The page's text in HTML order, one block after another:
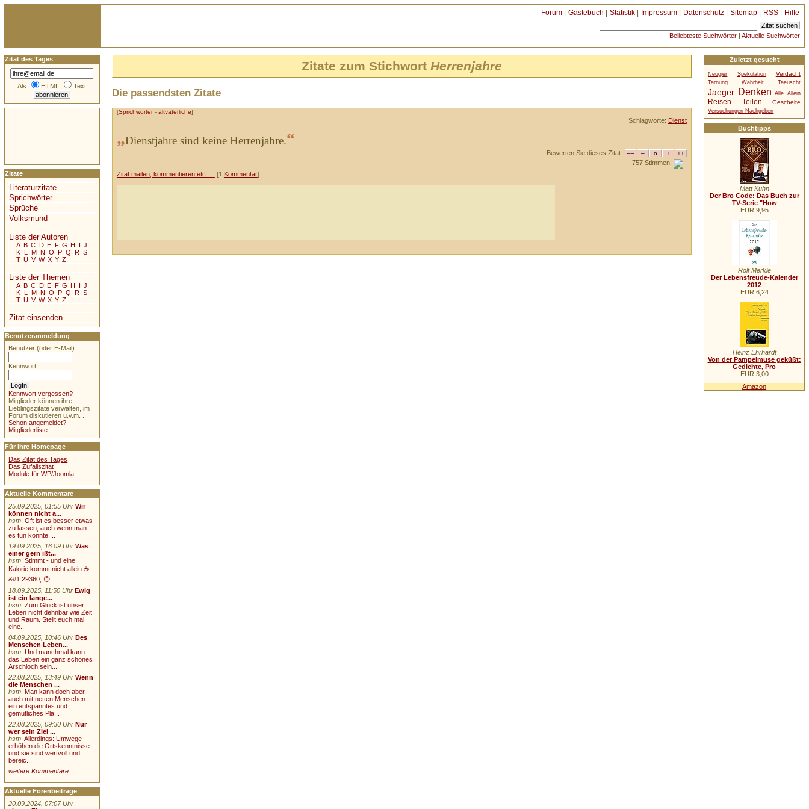
Zitate zum Stichwort Herrenjahre
Die passendsten Zitate
[Sprichwörter- altväterliche]
Schlagworte: Dienst
„Dienstjahre sind keine Herrenjahre.“
Bewerten Sie dieses Zitat:
757 Stimmen:
Zitat mailen, kommentieren etc. ...
[1 Kommentar]
Zuletzt gesucht
Neugier Spekulation Verdacht
Tarnung Wahrheit Taeuscht
Jaeger Denken Alle Allein
Reisen Teilen Gescheite
Versuchungen Nachgeben
Buchtipps
Matt Kuhn
Der Bro Code: Das Buch zur
TV-Serie "How
EUR 9,95
Rolf Merkle
Der Lebensfreude-Kalender
2012
EUR 6,24
Heinz Ehrhardt
Von der Pampelmuse geküßt:
Gedichte, Pro
EUR 3,00
Amazon
Zitat des Tages
Als HTML Text
Zitate
Literaturzitate
Sprichwörter
Sprüche
Volksmund
Liste der Autoren
A B C D E F G H I J
K L M N O P Q R S
T U V W X Y Z
Liste der Themen
A B C D E F G H I J
K L M N O P Q R S
T U V W X Y Z
Zitat einsenden
Benutzeranmeldung
Benutzer (oder E-Mail):
Kennwort:
Kennwort vergessen?
Mitglieder können ihre
Lieblingszitate verwalten, im
Forum diskutieren u.v.m. ...
Schon angemeldet?
Mitgliederliste
Für Ihre Homepage
Das Zitat des Tages
Das Zufallszitat
Module für WP/Joomla
Aktuelle Kommentare
25.09.2025, 01:55 Uhr Wir
können nicht a...
hsm:Oft ist es besser etwas
zu lassen, auch wenn man
es tun könnte....
19.09.2025, 16:09 Uhr Was
einer gern ißt...
hsm:Stimmt - und eine
Kalorie kommt nicht allein.☕
&#1 29360; 🙃...
18.09.2025, 11:50 Uhr Ewig
ist ein lange...
hsm:Zum Glück ist unser
Leben nicht dehnbar wie Zeit
und Raum. Stellt euch mal
eine...
04.09.2025, 10:46 Uhr Des
Menschen Leben...
hsm:Und manchmal kann
das Leben ein ganz schönes
Arschloch sein....
22.08.2025, 13:49 Uhr Wenn
die Menschen ...
hsm:Man kann doch aber
auch mit netten Menschen
ein entspanntes und
gemütliches Pla...
22.08.2025, 09:30 Uhr Nur
wer sein Ziel ...
hsm:Allerdings: Umwege
erhöhen die Ortskenntnisse -
und sie sind wertvoll und
bereic...
weitere Kommentare ...
Aktuelle Forenbeiträge
20.09.2024, 07:07 Uhr
Forum| Gästebuch | Statistik| Impressum| Datenschutz| Sitemap| RSS| Hilfe
Beliebteste Suchwörter |Aktuelle Suchwörter